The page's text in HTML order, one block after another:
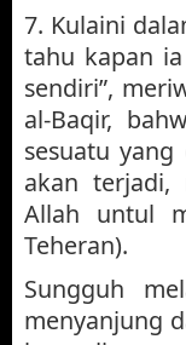
7. Kulaini
tahu kapan
sendiri”,
al-Baqir,
sesuatu
akan terjadi,
Allah untul
Teheran).
Sungguh
menyanjung